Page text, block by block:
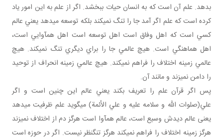
بدهد. علم آن است که به انسان حيات ببخشد. اگر از علم به اين امور ياد
کرده است که علم اگر آمد جا را تنگ نمي کند بلکه توسعه مي دهد يعني عالم
کسي است که اهل وفاق است اهل توسعه است اهل هم آوايي است،
اهل هماهنگي است. هيچ عالمي جا را براي ديگري تنگ نمي کند. هيچ
عالمي زمينه اختلاف را فراهم نمي کند. هيچ عالمي زمينه انحراف از توحيد
را دامن نمي زند و مانند آن.
پس اگر قرآن علم را تعريف بکند يعني عالم اين چنين است و اگر
علي(صلوات الله و سلامه عليه و علي الأئمة) مي گويد علم ظرفيت مي دهد
يعنی عالم ديدش وسيع است، عالم هم آوا است هرگز دم از اختلاف نمي زند
هرگز زمينه اختلاف را فراهم نمي کند هرگز تنگ نظر نيست. اگر در حوزه است